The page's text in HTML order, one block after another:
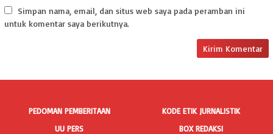
Simpan nama, email, dan situs web saya pada peramban ini
untuk komentar saya berikutnya.
PEDOMAN PEMBERITAAN
KODE ETIK JURNALISTIK
UU PERS
BOX REDAKSI